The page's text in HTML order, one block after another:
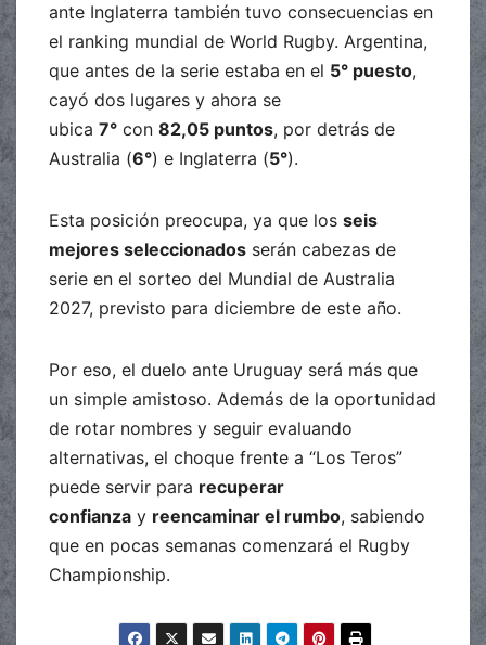
ante Inglaterra también tuvo consecuencias en
el ranking mundial de World Rugby. Argentina,
que antes de la serie estaba en el 5° puesto,
cayó dos lugares y ahora se
ubica 7° con 82,05 puntos, por detrás de
Australia (6°) e Inglaterra (5°).
Esta posición preocupa, ya que los seis
mejores seleccionados serán cabezas de
serie en el sorteo del Mundial de Australia
2027, previsto para diciembre de este año.
Por eso, el duelo ante Uruguay será más que
un simple amistoso. Además de la oportunidad
de rotar nombres y seguir evaluando
alternativas, el choque frente a “Los Teros”
puede servir para recuperar
confianza y reencaminar el rumbo, sabiendo
que en pocas semanas comenzará el Rugby
Championship.